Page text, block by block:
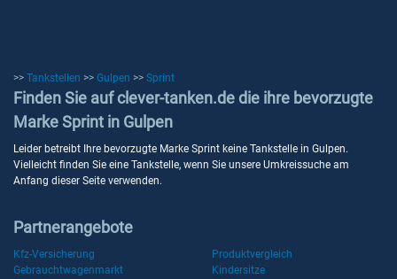
>> Tankstellen >> Gulpen >> Sprint
Finden Sie auf clever-tanken.de die ihre bevorzugte
Marke Sprint in Gulpen
Leider betreibt Ihre bevorzugte Marke Sprint keine Tankstelle in Gulpen.
Vielleicht finden Sie eine Tankstelle, wenn Sie unsere Umkreissuche am
Anfang dieser Seite verwenden.
Partnerangebote
Kfz-Versicherung
Produktvergleich
Gebrauchtwagenmarkt
Kindersitze